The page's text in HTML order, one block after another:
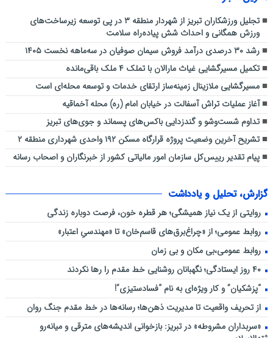
تجلیل ورزشکاران تبریز از شهردار منطقه ۳ در پی توسعه زیرساخت‌های
ورزش همگانی و احداث شش پیاده‌راه سلامت
رشد ۳۰ درصدی درآمد فروش سیمان صوفیان در سه‌ماهه نخست ۱۴۰۵
تکمیل مسیرگشایی غیاث مارالان با تملک ۴ ملک باقی‌مانده
مسیرگشایی ملازینال زمینه‌ساز ارتقای خدمات و توسعه محله‌ای است
آغاز عملیات تراش آسفالت در خیابان امام (ره) محله آخماقیه
تداوم شست‌وشو و گندزدایی باکس‌های پسماند و جوی‌های تبریز
تشریح آخرین وضعیت پروژه قرارگاه مسکن ۱۹۲ واحدی شهرداری منطقه ۲
پیام تقدیر رییس‌کل سازمان امور مالیاتی کشور از خبرنگاران و اصحاب رسانه
گزارش، تحلیل و یادداشت
روایتی از یک نیاز همیشگی؛ هر قطره خون، فرصت دوباره زندگی
روابط عمومی؛ از «چراغ‌برق‌های قاسم‌خان» تا «مهندسیِ اعتبار»
روابط عمومی،بی مکان و بی زمان
۴۰ روز ایستادگی؛ نگهبانان روشنایی خط مقدم را رها نکردند
“پزشکیان” و کار ویژه‌ای به نام “فسادستیزی”!
از تحریف واقعیت تا مدیریت ذهن‌ها؛ رسانه‌ها در خط مقدم جنگ روان
«سربداران مشروطه» در تبریز: بازخوانی اندیشه‌های مترقی و میانه‌رو